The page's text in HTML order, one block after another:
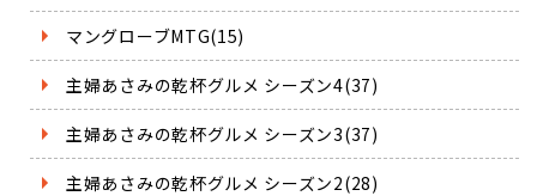
マングローブMTG(15)
主婦あさみの乾杯グルメ シーズン4(37)
主婦あさみの乾杯グルメ シーズン3(37)
主婦あさみの乾杯グルメ シーズン2(28)